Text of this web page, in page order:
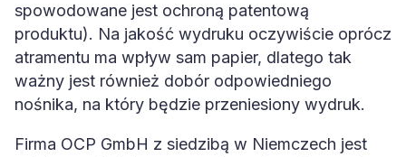
spowodowane jest ochroną patentową
produktu). Na jakość wydruku oczywiście oprócz
atramentu ma wpływ sam papier, dlatego tak
ważny jest również dobór odpowiedniego
nośnika, na który będzie przeniesiony wydruk.
Firma OCP GmbH z siedzibą w Niemczech jest